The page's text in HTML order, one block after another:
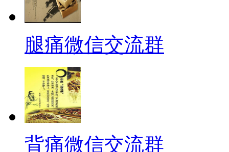
腿痛微信交流群
背痛微信交流群